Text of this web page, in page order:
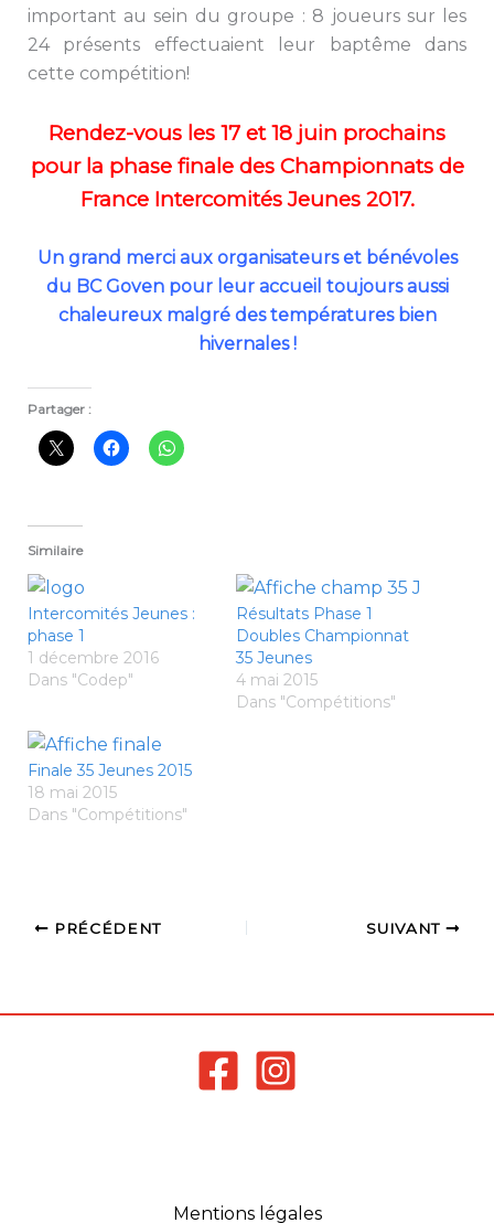
important au sein du groupe : 8 joueurs sur les
24 présents effectuaient leur baptême dans
cette compétition!
Rendez-vous les 17 et 18 juin prochains
pour la phase finale des Championnats de
France Intercomités Jeunes 2017.
Un grand merci aux organisateurs et bénévoles
du BC Goven pour leur accueil toujours aussi
chaleureux malgré des températures bien
hivernales !
Partager :
Similaire
Intercomités Jeunes :
phase 1
1 décembre 2016
Dans "Codep"
Résultats Phase 1
Doubles Championnat
35 Jeunes
4 mai 2015
Dans "Compétitions"
Finale 35 Jeunes 2015
18 mai 2015
Dans "Compétitions"
PRÉCÉDENT SUIVANT
Mentions légales